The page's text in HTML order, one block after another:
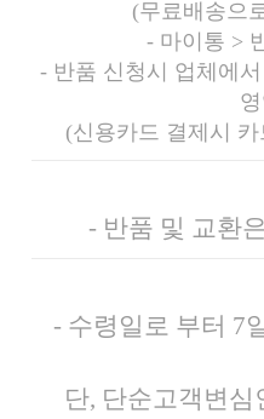
(무료배송으
- 마이통 >
- 반품 신청시 업체에
(신용카드 결제시
- 반품 및 교환
- 수령일로 부터 7
단, 단순고객변